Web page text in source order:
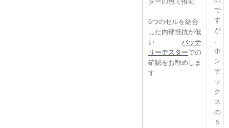
6つのセルを結合
した内部抵抗が低
い バッテ
リーテスターでの
確認をお勧めしま
す
で
す
が
、
ホ
ン
デ
ッ
ク
ス
の
５